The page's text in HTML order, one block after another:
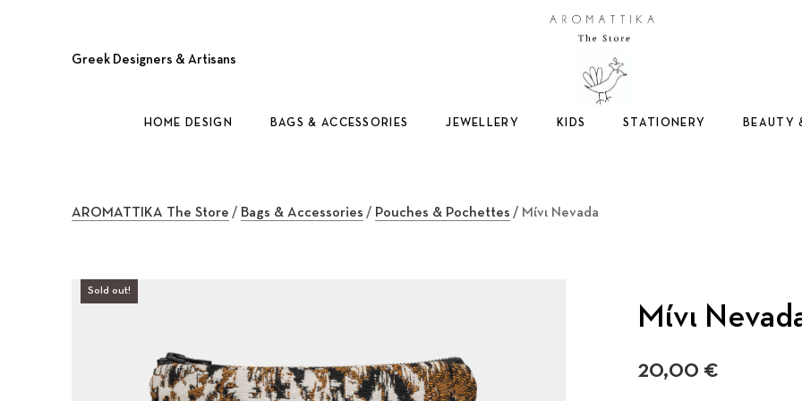
Greek Designers & Artisans
Logo
HOME DESIGN BAGS & ACCESSORIES JEWELLERY KIDS STATIONERY BEAUTY
AROMATTIKA The Store / Bags & Accessories / Pouches & Pochettes / Μίνι Nevada
Sold out!
Μίνι
20,00 €